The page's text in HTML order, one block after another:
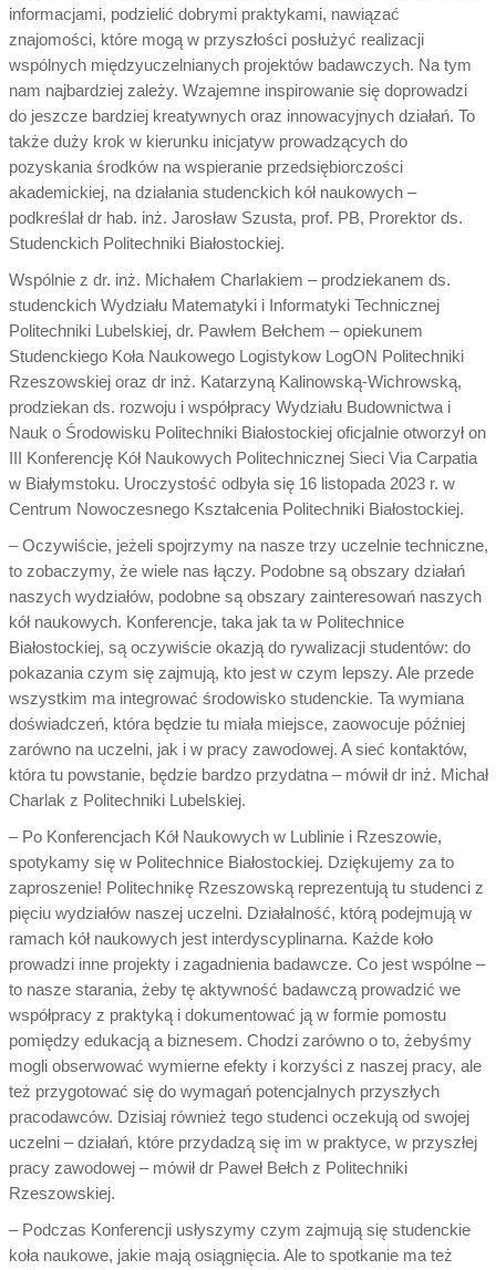
informacjami, podzielić dobrymi praktykami, nawiązać
znajomości, które mogą w przyszłości posłużyć realizacji
wspólnych międzyuczelnianych projektów badawczych. Na tym
nam najbardziej zależy. Wzajemne inspirowanie się doprowadzi
do jeszcze bardziej kreatywnych oraz innowacyjnych działań. To
także duży krok w kierunku inicjatyw prowadzących do
pozyskania środków na wspieranie przedsiębiorczości
akademickiej, na działania studenckich kół naukowych –
podkreślał dr hab. inż. Jarosław Szusta, prof. PB, Prorektor ds.
Studenckich Politechniki Białostockiej.
Wspólnie z dr. inż. Michałem Charlakiem – prodziekanem ds.
studenckich Wydziału Matematyki i Informatyki Technicznej
Politechniki Lubelskiej, dr. Pawłem Bełchem – opiekunem
Studenckiego Koła Naukowego Logistykow LogON Politechniki
Rzeszowskiej oraz dr inż. Katarzyną Kalinowską-Wichrowską,
prodziekan ds. rozwoju i współpracy Wydziału Budownictwa i
Nauk o Środowisku Politechniki Białostockiej oficjalnie otworzył on
III Konferencję Kół Naukowych Politechnicznej Sieci Via Carpatia
w Białymstoku. Uroczystość odbyła się 16 listopada 2023 r. w
Centrum Nowoczesnego Kształcenia Politechniki Białostockiej.
– Oczywiście, jeżeli spojrzymy na nasze trzy uczelnie techniczne,
to zobaczymy, że wiele nas łączy. Podobne są obszary działań
naszych wydziałów, podobne są obszary zainteresowań naszych
kół naukowych. Konferencje, taka jak ta w Politechnice
Białostockiej, są oczywiście okazją do rywalizacji studentów: do
pokazania czym się zajmują, kto jest w czym lepszy. Ale przede
wszystkim ma integrować środowisko studenckie. Ta wymiana
doświadczeń, która będzie tu miała miejsce, zaowocuje później
zarówno na uczelni, jak i w pracy zawodowej. A sieć kontaktów,
która tu powstanie, będzie bardzo przydatna – mówił dr inż. Michał
Charlak z Politechniki Lubelskiej.
– Po Konferencjach Kół Naukowych w Lublinie i Rzeszowie,
spotykamy się w Politechnice Białostockiej. Dziękujemy za to
zaproszenie! Politechnikę Rzeszowską reprezentują tu studenci z
pięciu wydziałów naszej uczelni. Działalność, którą podejmują w
ramach kół naukowych jest interdyscyplinarna. Każde koło
prowadzi inne projekty i zagadnienia badawcze. Co jest wspólne –
to nasze starania, żeby tę aktywność badawczą prowadzić we
współpracy z praktyką i dokumentować ją w formie pomostu
pomiędzy edukacją a biznesem. Chodzi zarówno o to, żebyśmy
mogli obserwować wymierne efekty i korzyści z naszej pracy, ale
też przygotować się do wymagań potencjalnych przyszłych
pracodawców. Dzisiaj również tego studenci oczekują od swojej
uczelni – działań, które przydadzą się im w praktyce, w przyszłej
pracy zawodowej – mówił dr Paweł Bełch z Politechniki
Rzeszowskiej.
– Podczas Konferencji usłyszymy czym zajmują się studenckie
koła naukowe, jakie mają osiągnięcia. Ale to spotkanie ma też